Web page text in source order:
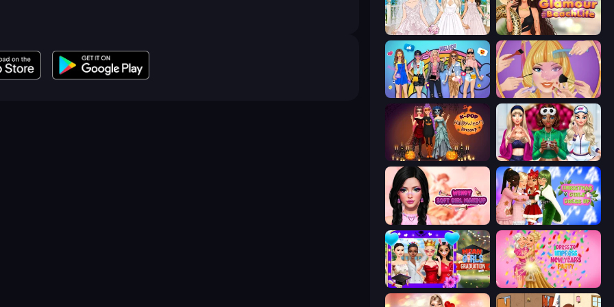
Model Wedding Glamour Beach Life
College Girls Team Makeover Extreme Makeover
BFFs Luxury Loungewear
Wendy Soft Girl Makeup Christmas Girls Dress Up
Mean Girls Graduation Day Dress To Impress: New Year's Party